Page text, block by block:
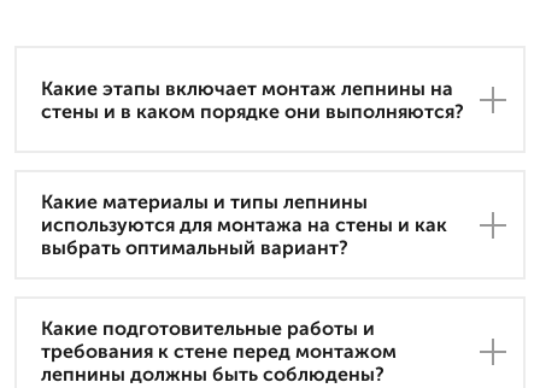
Какие этапы включает монтаж лепнины на
стены и в каком порядке они выполняются?
Какие материалы и типы лепнины
используются для монтажа на стены и как
выбрать оптимальный вариант?
Какие подготовительные работы и
требования к стене перед монтажом
лепнины должны быть соблюдены?